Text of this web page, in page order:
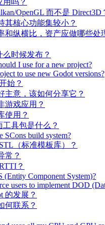
用吗？
OpenGL 而不是 Direct3D
其核心功能集较小？
和纵横比，资产应做哪些处
么时候发布？
I use for a new project?
to use new Godot versions?
始？
主意，该如何分享它？
游戏应用？
使用？
工具包是什么？
SCons build system?
（标准模板库）？
常？
？
(Entity Component System)?
users to implement DOD
的发展？
何联系？